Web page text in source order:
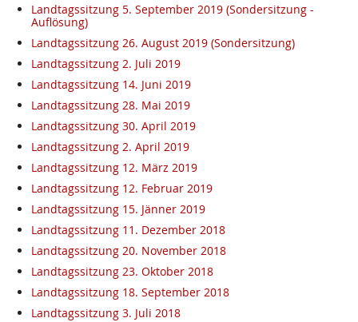
Landtagssitzung 5. September 2019 (Sondersitzung -
Auflösung)
Landtagssitzung 26. August 2019 (Sondersitzung)
Landtagssitzung 2. Juli 2019
Landtagssitzung 14. Juni 2019
Landtagssitzung 28. Mai 2019
Landtagssitzung 30. April 2019
Landtagssitzung 2. April 2019
Landtagssitzung 12. März 2019
Landtagssitzung 12. Februar 2019
Landtagssitzung 15. Jänner 2019
Landtagssitzung 11. Dezember 2018
Landtagssitzung 20. November 2018
Landtagssitzung 23. Oktober 2018
Landtagssitzung 18. September 2018
Landtagssitzung 3. Juli 2018